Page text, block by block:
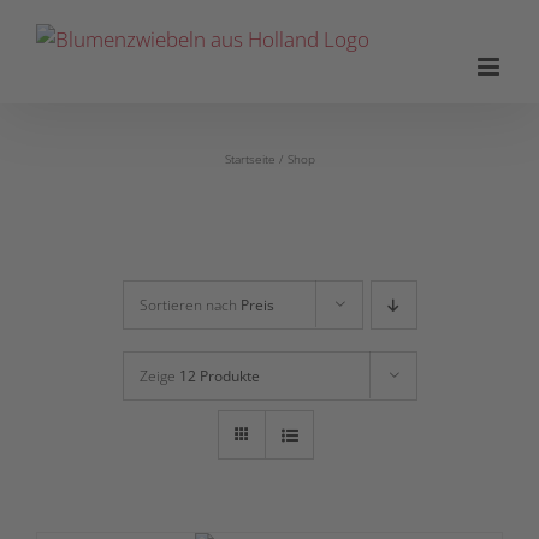
Inhalt
Startseite Shop
Sortieren nach Preis
Zeige 12 Produkte